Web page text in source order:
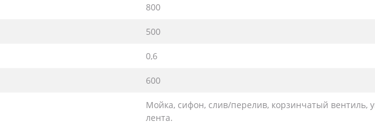
800
500
0,6
600
Мойка, сифон, слив/перелив, корзинчатый вентиль,
лента.